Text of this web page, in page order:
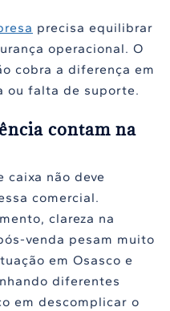
precisa equilibrar
operacional. O
cobra a diferença em
ou falta de suporte.
contam na
caixa não deve
comercial.
clareza na
venda pesam muito
em Osasco e
diferentes
em descomplicar o